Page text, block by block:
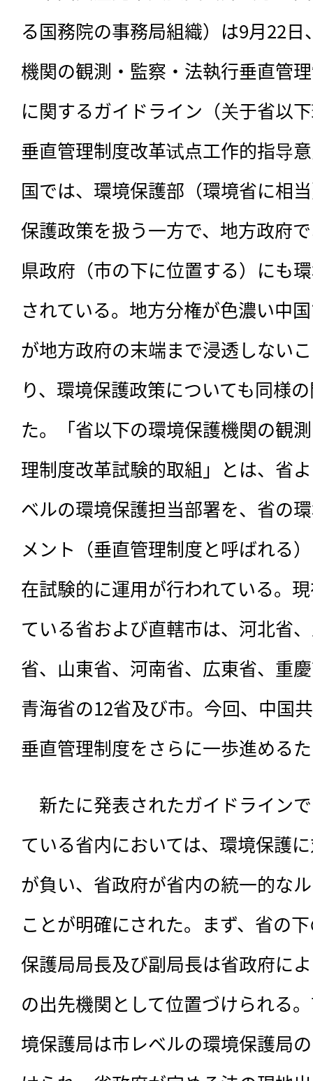
る国務院の事務局組織）は9月22
機関の観測・監察・法執行垂直管
に関するガイドライン（关于省以
垂直管理制度改革试点工作的指导
国では、環境保護部（環境省に相
保護政策を扱う一方で、地方政府
県政府（市の下に位置する）にも
されている。地方分権が色濃い中
が地方政府の末端まで浸透しない
り、環境保護政策についても同様
た。「省以下の環境保護機関の観
理制度改革試験的取組」とは、省
ベルの環境保護担当部署を、省の
メント（垂直管理制度と呼ばれる
在試験的に運用が行われている。
ている省および直轄市は、河北省
省、山東省、河南省、広東省、重
青海省の12省及び市。今回、中国
垂直管理制度をさらに一歩進める
新たに発表されたガイドライン
ている省内においては、環境保護
が負い、省政府が省内の統一的な
ことが明確にされた。まず、省の
保護局局長及び副局長は省政府に
の出先機関として位置づけられる
境保護局は市レベルの環境保護局